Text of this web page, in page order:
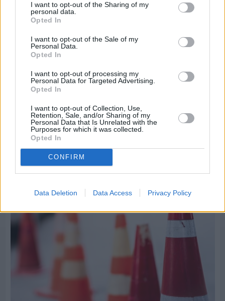
I want to opt-out of the Sharing of my
personal data.
Opted In
I want to opt-out of the Sale of my
Personal Data.
Opted In
I want to opt-out of processing my
Personal Data for Targeted Advertising.
Opted In
I want to opt-out of Collection, Use,
Retention, Sale, and/or Sharing of my
Personal Data that Is Unrelated with the
Purposes for which it was collected.
Opted In
CONFIRM
Data Deletion Data Access Privacy Policy
Πριν 5 ημέρες
Τρίτος στη σφαιροβολία στη διεθνή συνάντηση
Ελλάδας–Κύπρου Κ18 ο Δημήτρης Τέλλιος